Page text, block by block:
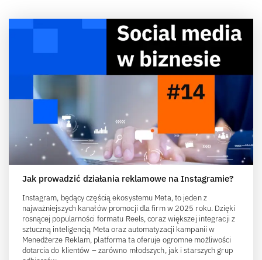
Jak prowadzić działania reklamowe na Instagramie?
Instagram, będący częścią ekosystemu Meta, to jeden z
najważniejszych kanałów promocji dla firm w 2025 roku. Dzięki
rosnącej popularności formatu Reels, coraz większej integracji z
sztuczną inteligencją Meta oraz automatyzacji kampanii w
Menedżerze Reklam, platforma ta oferuje ogromne możliwości
dotarcia do klientów – zarówno młodszych, jak i starszych grup